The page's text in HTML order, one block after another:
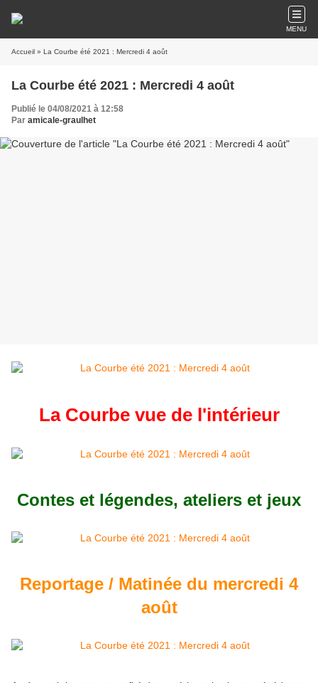
MENU
Accueil » La Courbe été 2021 : Mercredi 4 août
La Courbe été 2021 : Mercredi 4 août
Publié le 04/08/2021 à 12:58
Par amicale-graulhet
La Courbe vue de l'intérieur
Contes et légendes, ateliers et jeux
Reportage / Matinée du mercredi 4
août